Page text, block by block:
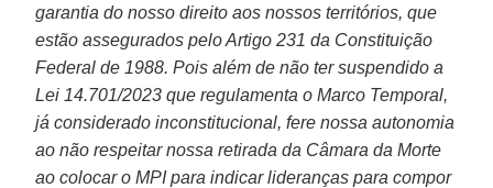
garantia do nosso direito aos nossos territórios, que
estão assegurados pelo Artigo 231 da Constituição
Federal de 1988. Pois além de não ter suspendido a
Lei 14.701/2023 que regulamenta o Marco Temporal,
já considerado inconstitucional, fere nossa autonomia
ao não respeitar nossa retirada da Câmara da Morte
ao colocar o MPI para indicar lideranças para compor